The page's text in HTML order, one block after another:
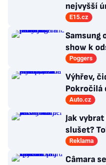
nejvyšší
E15.cz
Samsung
show k
nových
Poggers
Výhřev,
Pokročilá
zákazníků
Auto.cz
Jak
slušet?
Reklama
Câmara